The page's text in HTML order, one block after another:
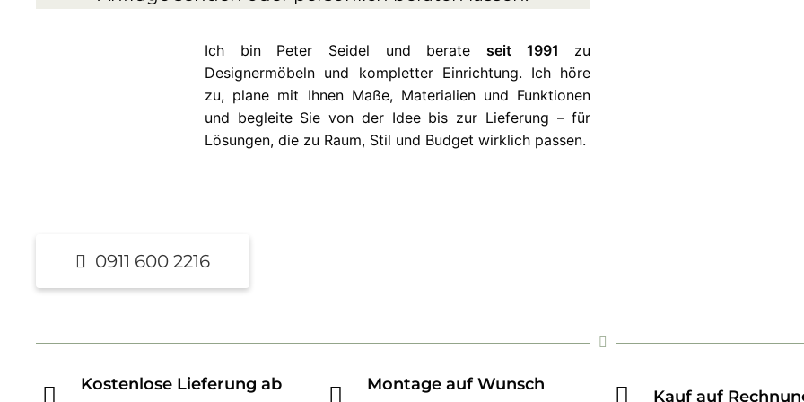
Ich bin Peter Seidel und berateseit 1991 zu
Designermöbeln und kompletter Einrichtung. Ich höre
zu, plane mit Ihnen Maße, Materialien und Funktionen
und begleite Sie von der Idee bis zur Lieferung – für
Lösungen, die zu Raum, Stil und Budget wirklich passen.
0911 600 2216
Kostenlose Lieferung ab
Montage auf Wunsch
Kauf auf